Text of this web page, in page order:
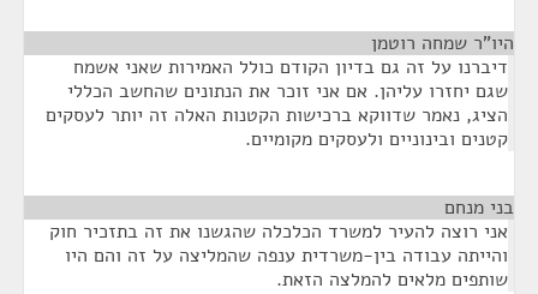
היו"ר שמחה רוטמן
דיברנו על זה גם בדיון הקודם כולל האמירות שאני אשמח
שגם יחזרו עליהן. אם אני זוכר את הנתונים שהחשב הכללי
הציג, נאמר שדווקא ברכישות הקטנות האלה זה יותר לעסקים
קטנים ובינוניים ולעסקים מקומיים.
בני מנחם
אני רוצה להעיר למשרד הכלכלה שהגשנו את זה בתזכיר חוק
והייתה עבודה בין-משרדית ענפה שהמליצה על זה והם היו
שותפים מלאים להמלצה הזאת.